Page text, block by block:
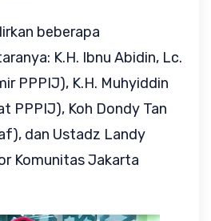
beberapa
K.H. Ibnu Abidin, Lc.
PPPIJ), K.H. Muhyiddin
PPPIJ), Koh Dondy Tan
dan Ustadz Landy
Komunitas Jakarta